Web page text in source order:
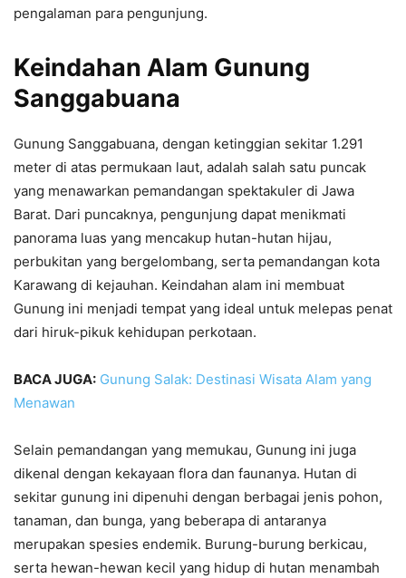
pengalaman para pengunjung.
Keindahan Alam Gunung
Sanggabuana
Gunung Sanggabuana, dengan ketinggian sekitar 1.291
meter di atas permukaan laut, adalah salah satu puncak
yang menawarkan pemandangan spektakuler di Jawa
Barat. Dari puncaknya, pengunjung dapat menikmati
panorama luas yang mencakup hutan-hutan hijau,
perbukitan yang bergelombang, serta pemandangan kota
Karawang di kejauhan. Keindahan alam ini membuat
Gunung ini menjadi tempat yang ideal untuk melepas penat
dari hiruk-pikuk kehidupan perkotaan.
BACA JUGA: Gunung Salak: Destinasi Wisata Alam yang
Menawan
Selain pemandangan yang memukau, Gunung ini juga
dikenal dengan kekayaan flora dan faunanya. Hutan di
sekitar gunung ini dipenuhi dengan berbagai jenis pohon,
tanaman, dan bunga, yang beberapa di antaranya
merupakan spesies endemik. Burung-burung berkicau,
serta hewan-hewan kecil yang hidup di hutan menambah